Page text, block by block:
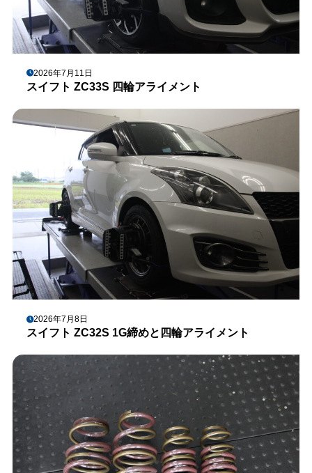
2026年7月11日
スイフト ZC33S 四輪アライメント
2026年7月8日
スイフト ZC32S 1G締めと四輪アライメント